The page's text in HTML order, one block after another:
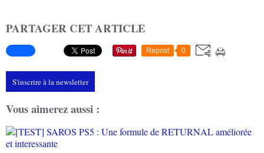
PARTAGER CET ARTICLE
Repost 0
S'inscrire à la newsletter
Vous aimerez aussi :